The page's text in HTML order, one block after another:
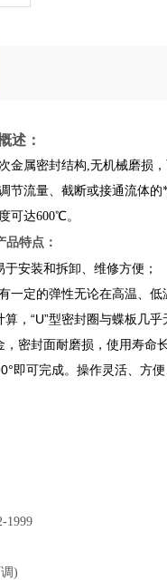
述：
金属密封结构,无机械磨损
节流量、截断或接通流体
可达600℃。
品特点：
安装和拆卸、维修方便；
一定的弹性无论在高温、
，“U”型密封圈与蝶板几
密封面耐磨损，使用寿命长
即可完成。操作灵活、方
1999
)